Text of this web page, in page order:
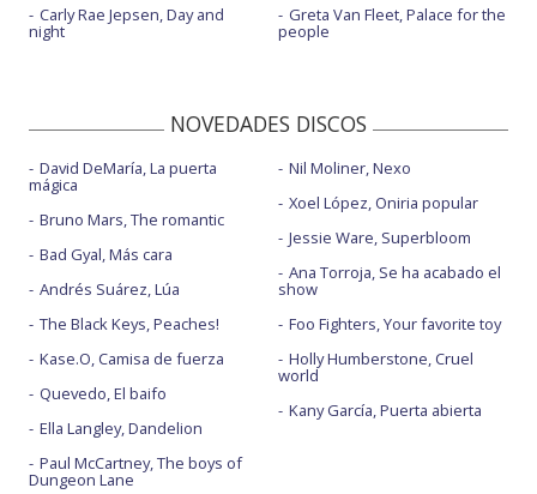
Carly Rae Jepsen, Day and
night
Greta Van Fleet, Palace for the
people
NOVEDADES DISCOS
David DeMaría, La puerta
mágica
Bruno Mars, The romantic
Bad Gyal, Más cara
Andrés Suárez, Lúa
The Black Keys, Peaches!
Kase.O, Camisa de fuerza
Quevedo, El baifo
Ella Langley, Dandelion
Paul McCartney, The boys of
Dungeon Lane
Nil Moliner, Nexo
Xoel López, Oniria popular
Jessie Ware, Superbloom
Ana Torroja, Se ha acabado el
show
Foo Fighters, Your favorite toy
Holly Humberstone, Cruel
world
Kany García, Puerta abierta